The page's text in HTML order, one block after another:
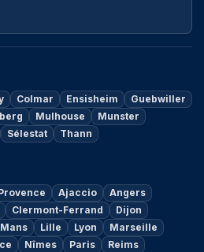
Colmar Ensisheim
Guebwiller
Mulhouse
Munster
Sélestat Thann
Ajaccio
Angers
Clermont-Ferrand
Dijon
Lille Lyon
Marseille
Nîmes Paris Reims